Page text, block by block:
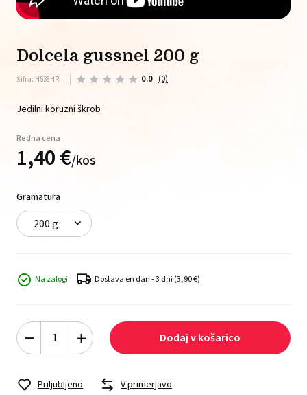
dolcela gussnel 200 g
Šifra: H538HR 0.0 (0)
Jedilni koruzni škrob
Redna cena
1,40€/kos
Gramatura
200 g
Na zalogi Dostava en dan - 3 dni (3,90 €)
Dodaj v košarico
Priljubljeno V primerjavo